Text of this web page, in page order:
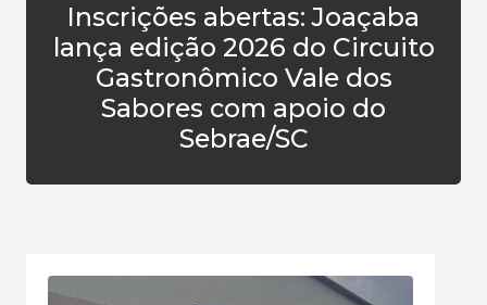
Inscrições abertas: Joaçaba
lança edição 2026 do Circuito
Gastronômico Vale dos
Sabores com apoio do
Sebrae/SC